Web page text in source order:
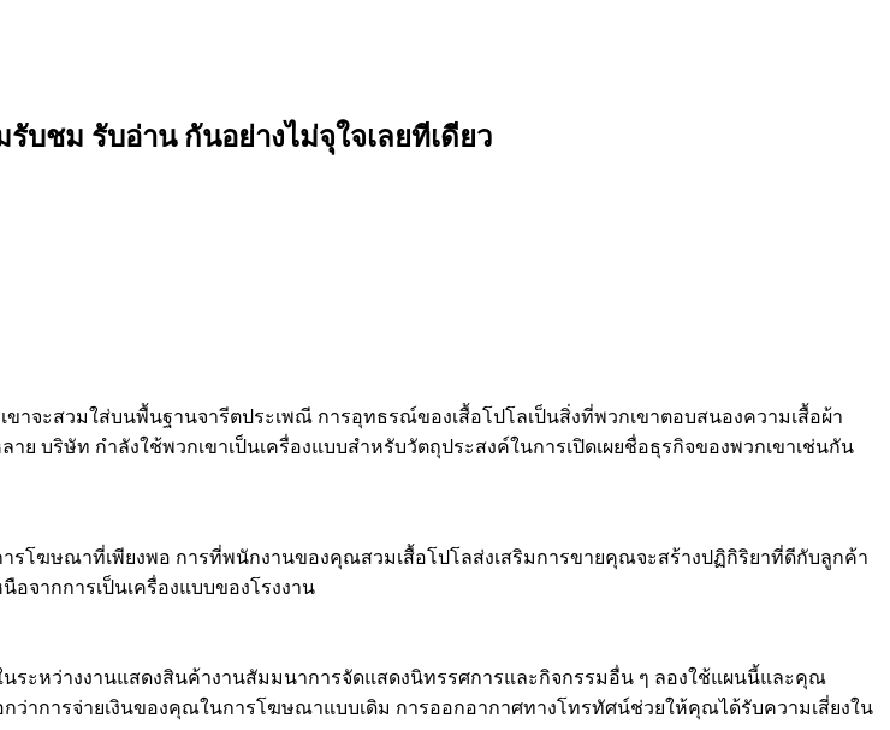
บชม รับอ่าน กันอย่างไม่จุใจเลยทีเดียว
าจะสวมใส่บนพื้นฐานจารีตประเพณี การอุทธรณ์ของเสื้อโปโลเป็นสิ่งที่พวกเขาตอบสนองความเสื้อผ้า
ย บริษัท กำลังใช้พวกเขาเป็นเครื่องแบบสำหรับวัตถุประสงค์ในการเปิดเผยชื่อธุรกิจของพวกเขาเช่นกัน
โฆษณาที่เพียงพอ การที่พนักงานของคุณสวมเสื้อโปโลส่งเสริมการขายคุณจะสร้างปฏิกิริยาที่ดีกับลูกค้า
อจากการเป็นเครื่องแบบของโรงงาน
นระหว่างงานแสดงสินค้างานสัมมนาการจัดแสดงนิทรรศการและกิจกรรมอื่น ๆ ลองใช้แผนนี้และคุณ
าการจ่ายเงินของคุณในการโฆษณาแบบเดิม การออกอากาศทางโทรทัศน์ช่วยให้คุณได้รับความเสี่ยงใน